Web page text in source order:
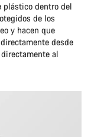
plástico dentro del
de los
y hacen que
desde
al